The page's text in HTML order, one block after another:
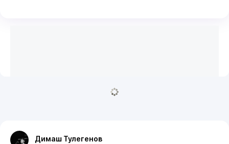
Димаш Тулегенов